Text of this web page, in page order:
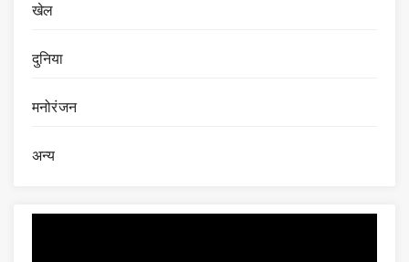
खेल
दुनिया
मनोरंजन
अन्य